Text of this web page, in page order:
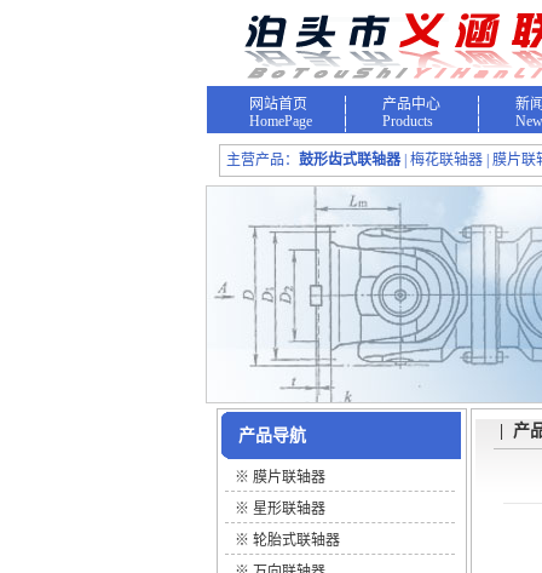
网站首页
HomePage
产品中心
Products
新
主营产品： 鼓形齿式联轴器| 梅花联轴器 | 膜片联
产品导航
※ 膜片联轴器
※ 星形联轴器
※ 轮胎式联轴器
| 产